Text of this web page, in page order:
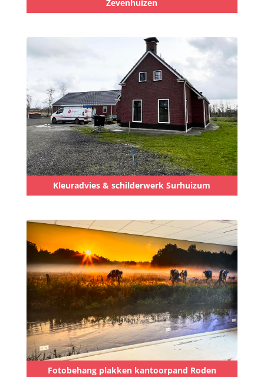
Zevenhuizen
Kleuradvies & schilderwerk Surhuizum
Fotobehang plakken kantoorpand Roden